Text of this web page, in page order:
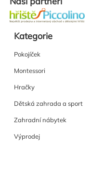
Kategorie
Pokojíček
Montessori
Hračky
Dětská zahrada a sport
Zahradní nábytek
Výprodej